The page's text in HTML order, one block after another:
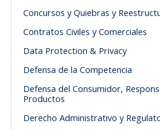
Concursos y Quiebras y
Contratos Civiles y Comerciales
Data Protection & Privacy
Defensa de la Competencia
Defensa del Consumidor,
Productos
Derecho Administrativo y